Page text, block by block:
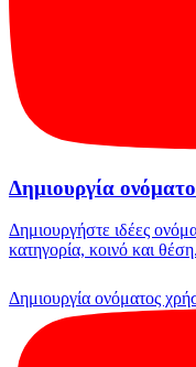
Δημιουργία
Δημιουργήστε ιδέες
κατηγορία, κοινό και θέση.
Δημιουργία ονόματος